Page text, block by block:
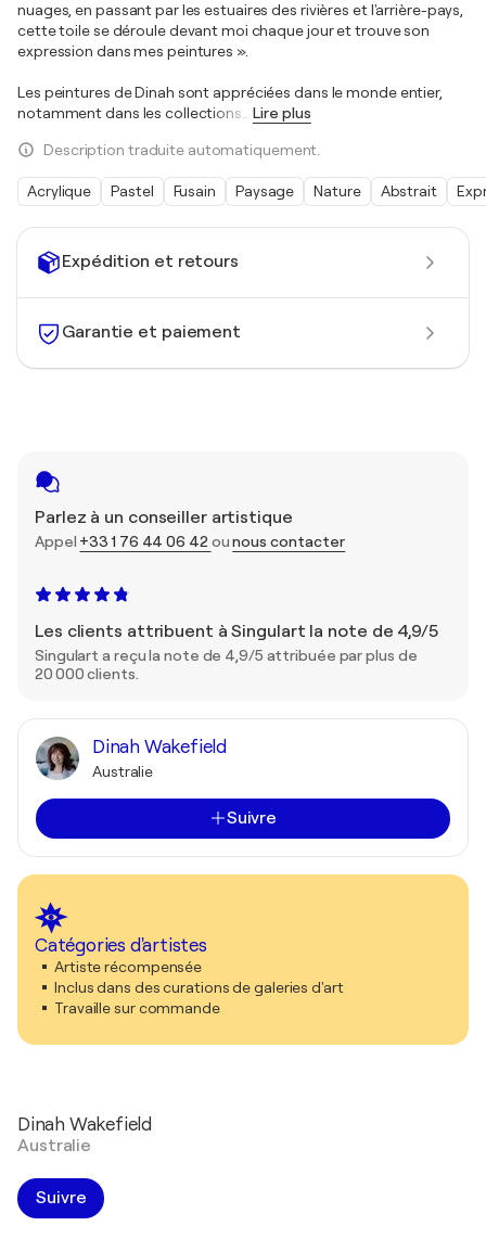
Expédition et retours
Garantie et paiement
Parlez à un conseiller artistique
Appel +33 1 76 44 06 42 ounous contacter
Les clients attribuent à Singulart la note de 4,9/5
Singulart a reçu la note de 4,9/5 attribuée par plus de
20 000 clients.
Dinah Wakefield
Australie
Suivre
Catégories d'artistes
Artiste récompensée
Inclus dans des curations de galeries d'art
Travaille sur commande
nuages, en passant par les estuaires des rivières et l'arrière-pays,
cette toile se déroule devant moi chaque jour et trouve son
expression dans mes peintures ».
Les peintures de Dinah sont appréciées dans le monde entier,
notamment dans les collections
Lire plus
Description traduite automatiquement.
Acrylique Pastel Fusain Paysage Nature Abstrait
Dinah Wakefield
Australie
Suivre